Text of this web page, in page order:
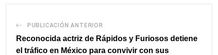
PUBLICACIÓN ANTERIOR
Reconocida actriz de Rápidos y Furiosos detiene
el tráfico en México para convivir con sus